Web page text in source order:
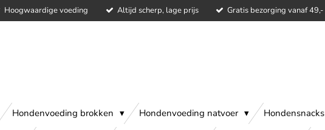
Hoogwaardige voeding Altijd scherp, lage prijs Gratis bezorging vanaf 49,-
Hondenvoeding brokken Hondenvoeding natvoer
Hondensnacks